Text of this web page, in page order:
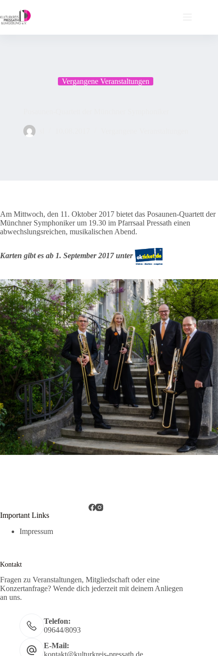
springen
Vergangene Veranstaltungen
Am Mittwoch, den 11. Oktober 2017 bietet das Posaunen-Quartett der
Münchner Symphoniker um 19.30 im Pfarrsaal Pressath einen
abwechslungsreichen, musikalischen Abend.
Karten gibt es ab 1. September 2017 unter
Important Links
Impressum
Kontakt
Fragen zu Veranstaltungen, Mitgliedschaft oder eine
Konzertanfrage? Wende dich jederzeit mit deinem Anliegen
an uns.
Telefon:
09644/8093
E-Mail:
kontakt@kulturkreis-pressath.de